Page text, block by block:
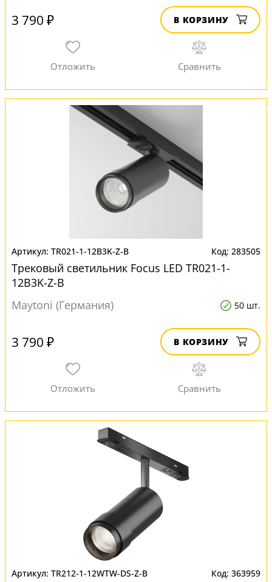
3 790 ₽ В КОРЗИНУ
TR021-1-12B3K-Z-B 283505
Трековый светильник Focus LED TR021-1-
12B3K-Z-B
Maytoni (Германия)
50 шт.
3 790 ₽ В КОРЗИНУ
TR212-1-12WTW-DS-Z-B 363959